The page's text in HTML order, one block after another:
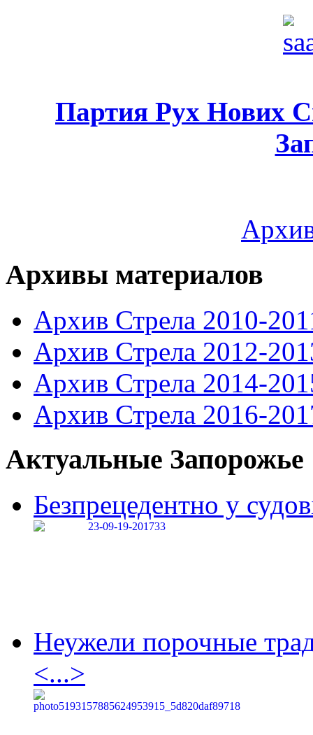
Партия Рух Нових
Архивы материалов
Архив Стрела 2010-
Архив Стрела 2012-
Архив Стрела 2014-
Архив Стрела 2016-
Актуальные Запорожье
Безпрецедентно у
Неужели порочные
<...>